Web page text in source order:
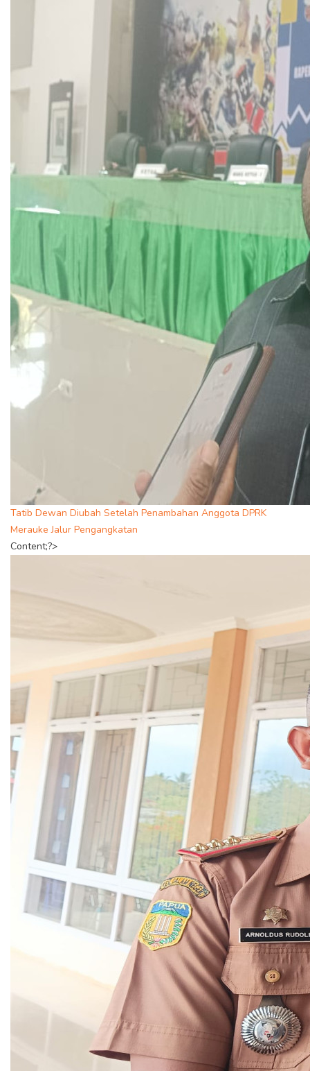
Tatib Dewan Diubah Setelah Penambahan Anggota DPRK
Merauke Jalur Pengangkatan
Content;?>